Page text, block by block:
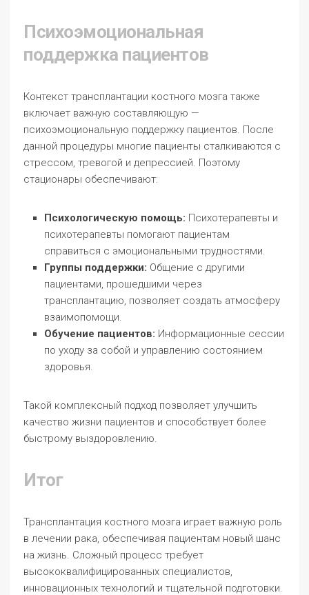
Психоэмоциональная
поддержка пациентов
Контекст трансплантации костного мозга также
включает важную составляющую —
психоэмоциональную поддержку пациентов. После
данной процедуры многие пациенты сталкиваются с
стрессом, тревогой и депрессией. Поэтому
стационары обеспечивают:
Психологическую помощь: Психотерапевты и
психотерапевты помогают пациентам
справиться с эмоциональными трудностями.
Группы поддержки: Общение с другими
пациентами, прошедшими через
трансплантацию, позволяет создать атмосферу
взаимопомощи.
Обучение пациентов: Информационные сессии
по уходу за собой и управлению состоянием
здоровья.
Такой комплексный подход позволяет улучшить
качество жизни пациентов и способствует более
быстрому выздоровлению.
Итог
Трансплантация костного мозга играет важную роль
в лечении рака, обеспечивая пациентам новый шанс
на жизнь. Сложный процесс требует
высококвалифицированных специалистов,
инновационных технологий и тщательной подготовки.